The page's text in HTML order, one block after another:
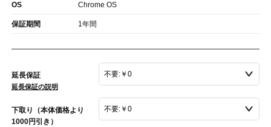
OS Chrome OS
保証期間 1年間
延長保証
延長保証の説明
下取り（本体価格より
1000円引き）